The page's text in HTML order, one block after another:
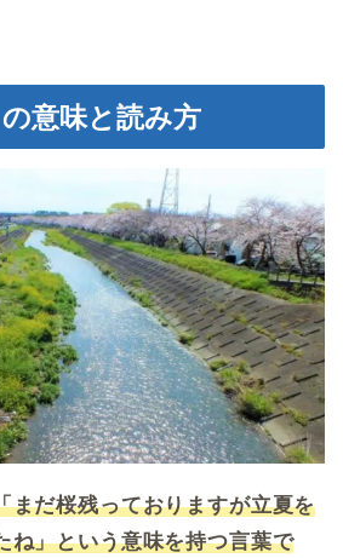
の意味と読み方
まだ桜残っておりますが立夏を
ね」という意味を持つ言葉で